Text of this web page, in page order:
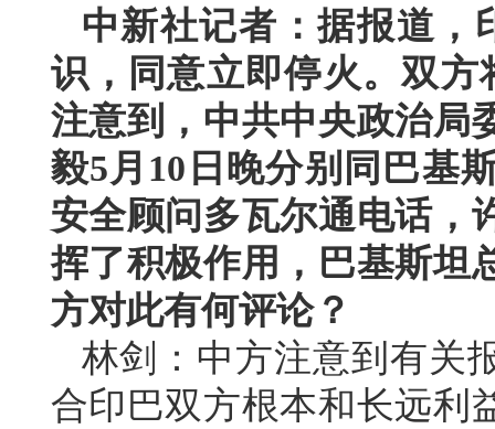
中新社记者：据报道，
识，同意立即停火。双方
注意到，中共中央政治局
毅5月10日晚分别同巴基
安全顾问多瓦尔通电话，
挥了积极作用，巴基斯坦
方对此有何评论？
林剑：中方注意到有关
合印巴双方根本和长远利